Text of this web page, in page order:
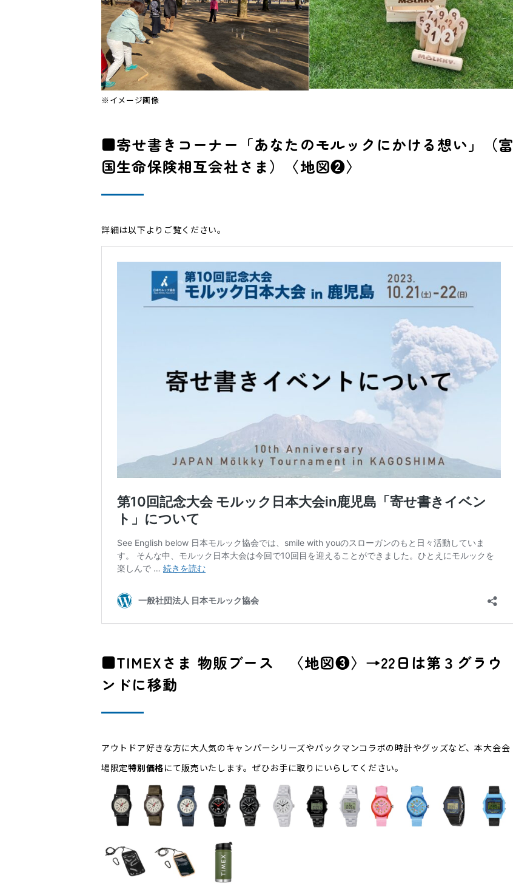
※イメージ画像
■寄せ書きコーナー「あなたのモルックにかける想い」（富
国生命保険相互会社さま）〈地図❷〉
詳細は以下よりご覧ください。
■TIMEXさま 物販ブース 〈地図❸〉→22日は第３グラウ
ンドに移動
アウトドア好きな方に大人気のキャンパーシリーズやパックマンコラボの時計やグッズなど、本大会会
場限定特別価格にて販売いたします。ぜひお手に取りにいらしてください。